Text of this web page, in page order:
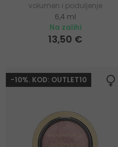
volumen i poduljenje
trepavica
6,4 ml
Na zalihi
13,50 €
-10%. KOD: OUTLET10